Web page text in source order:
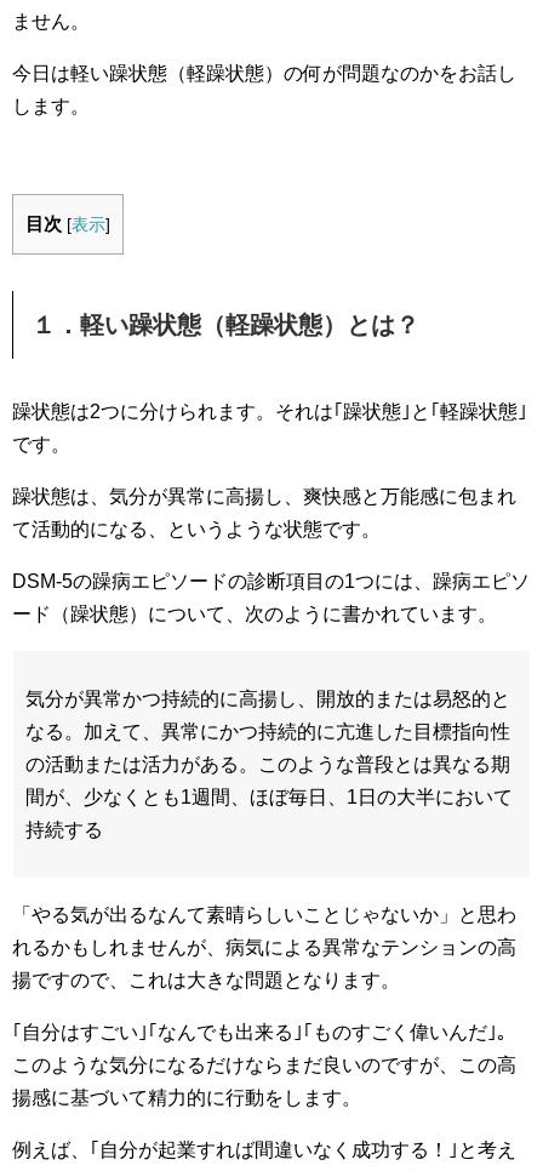
ません。
今日は軽い躁状態（軽躁状態）の何が問題なのかをお話し
します。
目次 [表示]
１．軽い躁状態（軽躁状態）とは？
躁状態は2つに分けられます。それは｢躁状態｣と｢軽躁状態｣
です。
躁状態は、気分が異常に高揚し、爽快感と万能感に包まれ
て活動的になる、というような状態です。
DSM-5の躁病エピソードの診断項目の1つには、躁病エピソ
ード（躁状態）について、次のように書かれています。
気分が異常かつ持続的に高揚し、開放的または易怒的と
なる。加えて、異常にかつ持続的に亢進した目標指向性
の活動または活力がある。このような普段とは異なる期
間が、少なくとも1週間、ほぼ毎日、1日の大半において
持続する
「やる気が出るなんて素晴らしいことじゃないか」と思わ
れるかもしれませんが、病気による異常なテンションの高
揚ですので、これは大きな問題となります。
｢自分はすごい｣｢なんでも出来る｣｢ものすごく偉いんだ｣。
このような気分になるだけならまだ良いのですが、この高
揚感に基づいて精力的に行動をします。
例えば、｢自分が起業すれば間違いなく成功する！｣と考え